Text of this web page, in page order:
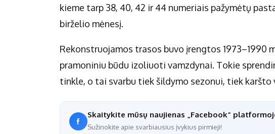
kieme tarp 38, 40, 42 ir 44 numeriais pažymėtų
birželio mėnesį.
Rekonstruojamos trasos buvo įrengtos 1973–1990
pramoniniu būdu izoliuoti vamzdynai. Tokie
tinkle, o tai svarbu tiek šildymo sezonui, tiek karšto
Skaitykite mūsų naujienas „Facebook“
Sužinokite apie svarbiausius įvykius pirmieji!